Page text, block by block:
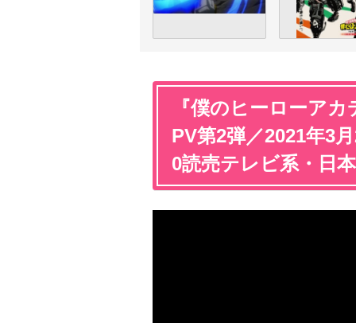
『僕のヒーローア
PV第2弾／2021年3
0読売テレビ系・日